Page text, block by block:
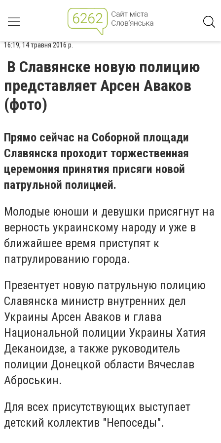
16:19, 14 травня 2016 р.
В Славянске новую полицию
представляет Арсен Аваков
(фото)
Прямо сейчас на Соборной площади
Славянска проходит торжественная
церемония принятия присяги новой
патрульной полицией.
Молодые юноши и девушки присягнут на
верность украинскому народу и уже в
ближайшее время приступят к
патрулированию города.
Презентует новую патрульную полицию
Славянска министр внутренних дел
Украины Арсен Аваков и глава
Национальной полиции Украины Хатия
Деканоидзе, а также руководитель
полиции Донецкой области Вячеслав
Аброськин.
Для всех присутствующих выступает
детский коллектив "Непоседы".